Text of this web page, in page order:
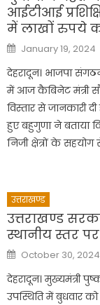
आईटीआई
में लाखों रुपये
Posted
on
January 19, 2024
देहरादून। भाजपा संगठन
में आज कैबिनेट मंत्री
विस्तार से जानकारी
हुए बहुगुणा ने बताया
निजी क्षेत्रों के
उत्तराखण्ड
उत्तराखण्ड
स्थानीय स्तर
Posted
on
October 30, 2024
देहरादून। मुख्यमंत्री
उपस्थिति में बुधवार